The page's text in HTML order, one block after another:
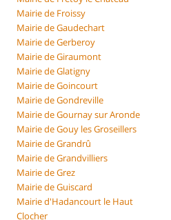
Mairie de Froissy
Mairie de Gaudechart
Mairie de Gerberoy
Mairie de Giraumont
Mairie de Glatigny
Mairie de Goincourt
Mairie de Gondreville
Mairie de Gournay sur Aronde
Mairie de Gouy les Groseillers
Mairie de Grandrû
Mairie de Grandvilliers
Mairie de Grez
Mairie de Guiscard
Mairie d'Hadancourt le Haut
Clocher